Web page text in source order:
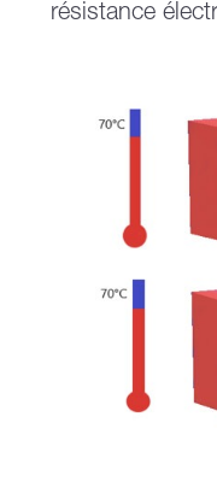
résistance